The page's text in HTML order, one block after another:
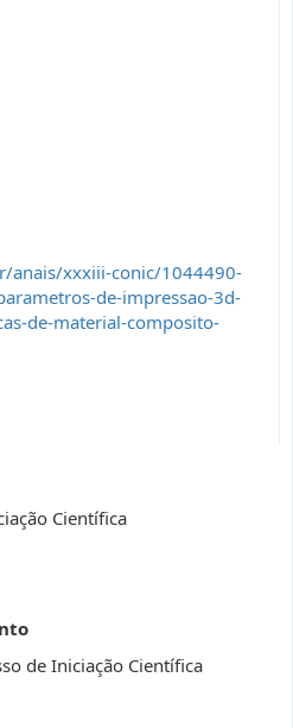
anais/xxxiii-conic/1044490-
de-impressao-3d-
de-material-composito-
Científica
de Iniciação Científica